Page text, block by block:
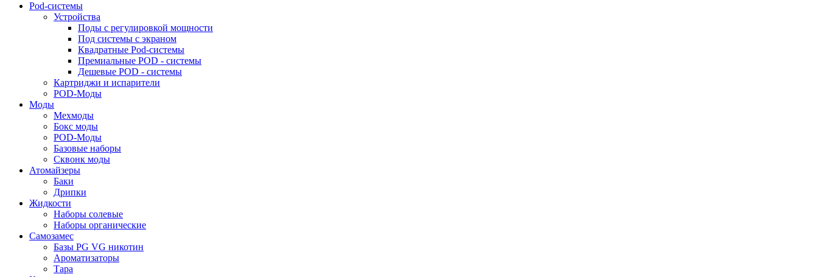
Pod-системы
Устройства
Поды с регулировкой мощности
Под системы с экраном
Квадратные Pod-системы
Премиальные POD - системы
Дешевые POD - системы
Картриджи и испарители
POD-Моды
Моды
Мехмоды
Бокс моды
POD-Моды
Базовые наборы
Сквонк моды
Атомайзеры
Баки
Дрипки
Жидкости
Наборы солевые
Наборы органические
Самозамес
Базы PG VG никотин
Ароматизаторы
Тара